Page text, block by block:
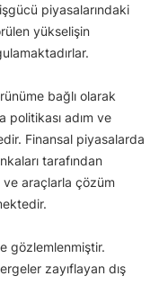
piyasalarındaki
yükselişin
bağlı olarak
politikası adım ve
Finansal piyasalarda
tarafından
araçlarla çözüm
gözlemlenmiştir.
zayıflayan dış